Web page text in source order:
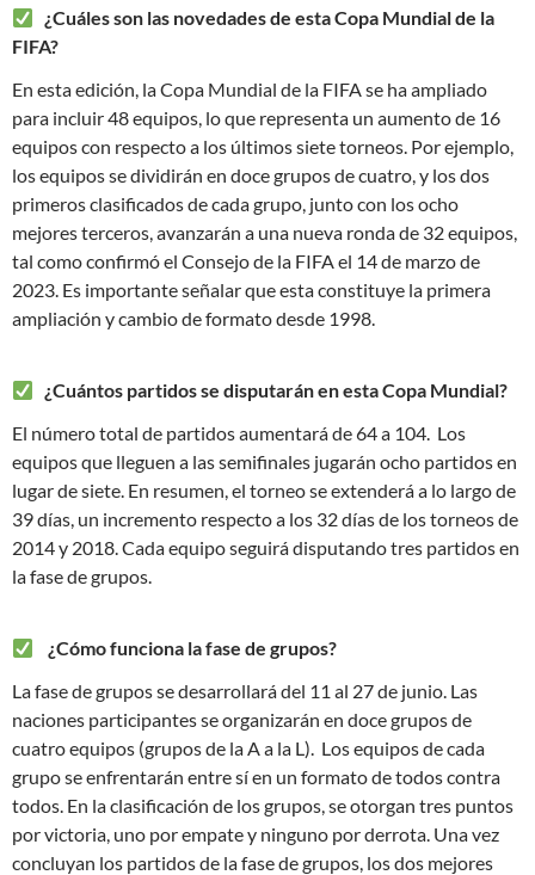
¿Cuáles son las novedades de esta Copa Mundial de la
FIFA?
En esta edición, la Copa Mundial de la FIFA se ha ampliado
para incluir 48 equipos, lo que representa un aumento de 16
equipos con respecto a los últimos siete torneos. Por ejemplo,
los equipos se dividirán en doce grupos de cuatro, y los dos
primeros clasificados de cada grupo, junto con los ocho
mejores terceros, avanzarán a una nueva ronda de 32 equipos,
tal como confirmó el Consejo de la FIFA el 14 de marzo de
2023. Es importante señalar que esta constituye la primera
ampliación y cambio de formato desde 1998.
¿Cuántos partidos se disputarán en esta Copa Mundial?
El número total de partidos aumentará de 64 a 104. Los
equipos que lleguen a las semifinales jugarán ocho partidos en
lugar de siete. En resumen, el torneo se extenderá a lo largo de
39 días, un incremento respecto a los 32 días de los torneos de
2014 y 2018. Cada equipo seguirá disputando tres partidos en
la fase de grupos.
¿Cómo funciona la fase de grupos?
La fase de grupos se desarrollará del 11 al 27 de junio. Las
naciones participantes se organizarán en doce grupos de
cuatro equipos (grupos de la A a la L). Los equipos de cada
grupo se enfrentarán entre sí en un formato de todos contra
todos. En la clasificación de los grupos, se otorgan tres puntos
por victoria, uno por empate y ninguno por derrota. Una vez
concluyan los partidos de la fase de grupos, los dos mejores